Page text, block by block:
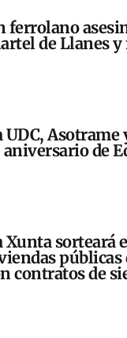
ferrolano
de Llanes
UDC, Asotrame
aniversario de
Xunta sorteará
públicas
contratos de